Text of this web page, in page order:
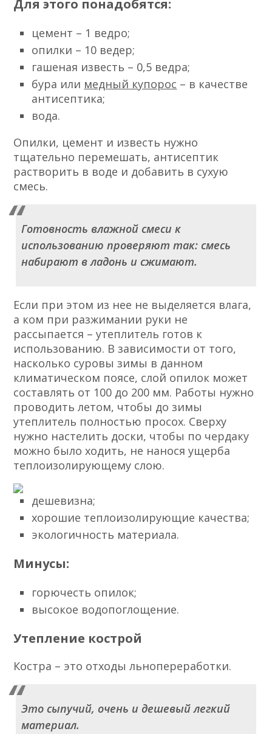
Для этого понадобятся:
цемент – 1 ведро;
опилки – 10 ведер;
гашеная известь – 0,5 ведра;
бура или медный купорос – в качестве
антисептика;
вода.
Опилки, цемент и известь нужно
тщательно перемешать, антисептик
растворить в воде и добавить в сухую
смесь.
Готовность влажной смеси к
использованию проверяют так: смесь
набирают в ладонь и сжимают.
Если при этом из нее не выделяется влага,
а ком при разжимании руки не
рассыпается – утеплитель готов к
использованию. В зависимости от того,
насколько суровы зимы в данном
климатическом поясе, слой опилок может
составлять от 100 до 200 мм. Работы нужно
проводить летом, чтобы до зимы
утеплитель полностью просох. Сверху
нужно настелить доски, чтобы по чердаку
можно было ходить, не нанося ущерба
теплоизолирующему слою.
дешевизна;
хорошие теплоизолирующие качества;
экологичность материала.
Минусы:
горючесть опилок;
высокое водопоглощение.
Утепление кострой
Костра – это отходы льнопереработки.
Это сыпучий, очень и дешевый легкий
материал.